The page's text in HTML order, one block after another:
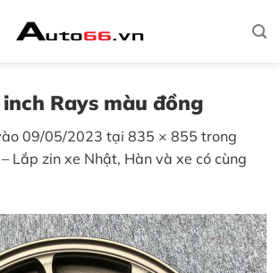
Rays màu đồng
09/05/2023 tại 835 × 855 trong
Lắp zin xe Nhật, Hàn và xe có cùng